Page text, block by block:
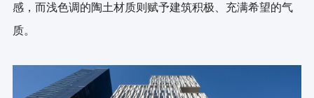
感，而浅色调的陶土材质则赋予建筑积极、充满希望的气
质。